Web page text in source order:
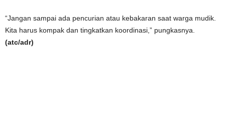
“Jangan sampai ada pencurian atau kebakaran saat warga mudik.
Kita harus kompak dan tingkatkan koordinasi,” pungkasnya.
(atc/adr)